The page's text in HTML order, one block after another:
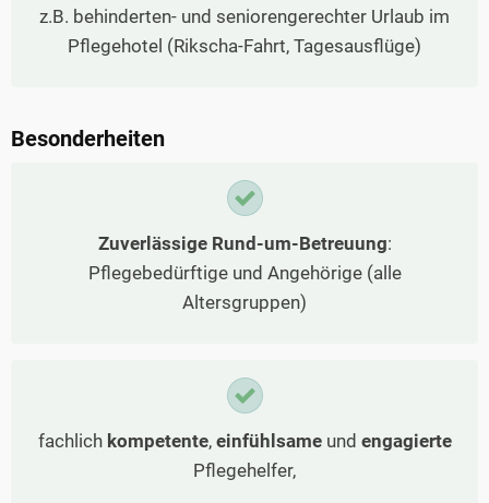
z.B. behinderten- und seniorengerechter Urlaub im
Pflegehotel (Rikscha-Fahrt, Tagesausflüge)
Besonderheiten
Zuverlässige Rund-um-Betreuung:
Pflegebedürftige und Angehörige (alle
Altersgruppen)
fachlich kompetente, einfühlsameund engagierte
Pflegehelfer,